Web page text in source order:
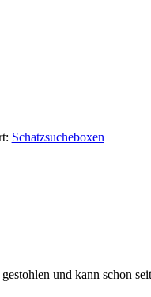
Schatzsucheboxen
und kann schon